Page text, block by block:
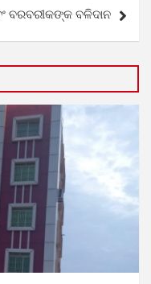
ବରବରୀକଙ୍କ ବଳିଦାନ